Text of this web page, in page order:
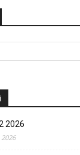
2026